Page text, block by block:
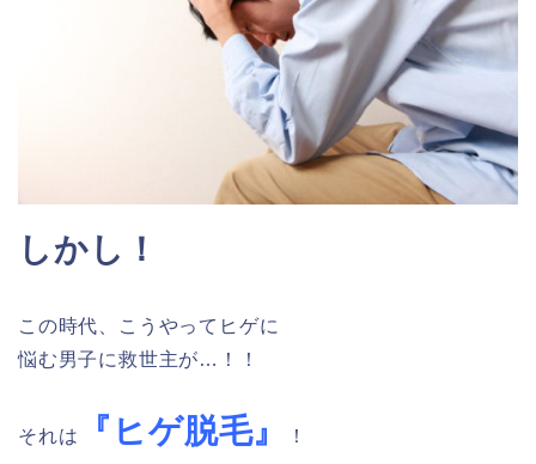
しかし！
この時代、こうやってヒゲに
悩む男子に救世主が…！！
それは 『ヒゲ脱毛』 ！